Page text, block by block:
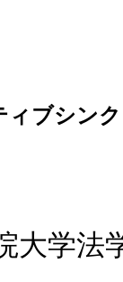
ィブシン
大学法